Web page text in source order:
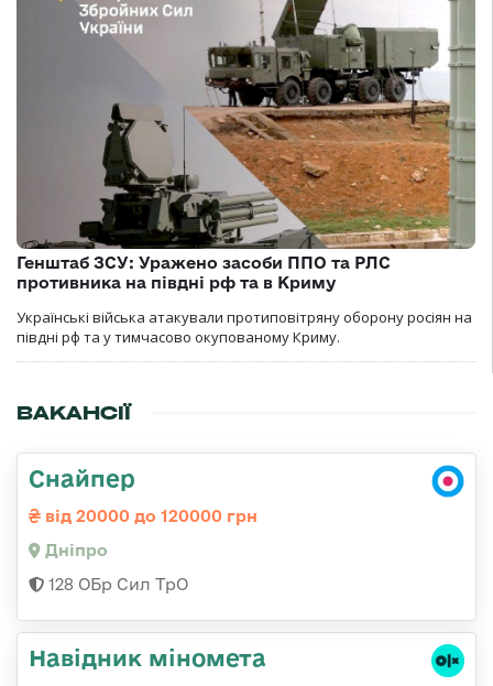
Генштаб ЗСУ: Уражено засоби ППО та РЛС
противника на півдні рф та в Криму
Українські війська атакували протиповітряну оборону росіян на
півдні рф та у тимчасово окупованому Криму.
ВАКАНСІЇ
Снайпер
від 20000 до 120000 грн
Дніпро
128 ОБр Сил ТрО
Навідник міномета